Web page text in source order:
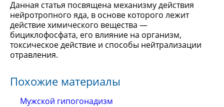
Данная статья посвящена механизму действия
нейротропного яда, в основе которого лежит
действие химического вещества —
бициклофосфата, его влияние на организм,
токсическое действие и способы нейтрализации
отравления.
Похожие материалы
Мужской гипогонадизм